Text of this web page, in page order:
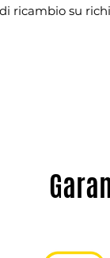
ricambio su